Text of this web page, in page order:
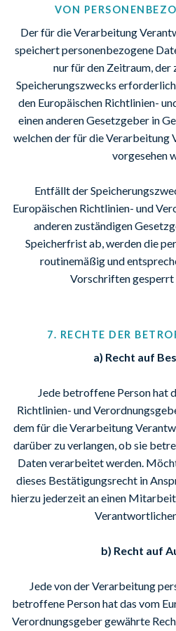
ON
Der für die Verarbeitung
speichert personenbezogene
nur für den Zeitraum, der
Speicherungszwecks
den Europäischen Richtlinien-
einen anderen Gesetzgeber in
welchen der für die
vorgesehen
Entfällt der
Europäischen Richtlinien- und
anderen zuständigen
Speicherfrist ab, werden die
routinemäßig und
Vorschriften gesperrt
7. RECHTE DER
a) Recht auf
Jede betroffene Person hat
Richtlinien- und
dem für die Verarbeitung
darüber zu verlangen, ob sie
Daten verarbeitet werden.
dieses Bestätigungsrecht in
hierzu jederzeit an einen
b) Recht auf
Jede von der Verarbeitung
betroffene Person hat das vom
Verordnungsgeber gewährte